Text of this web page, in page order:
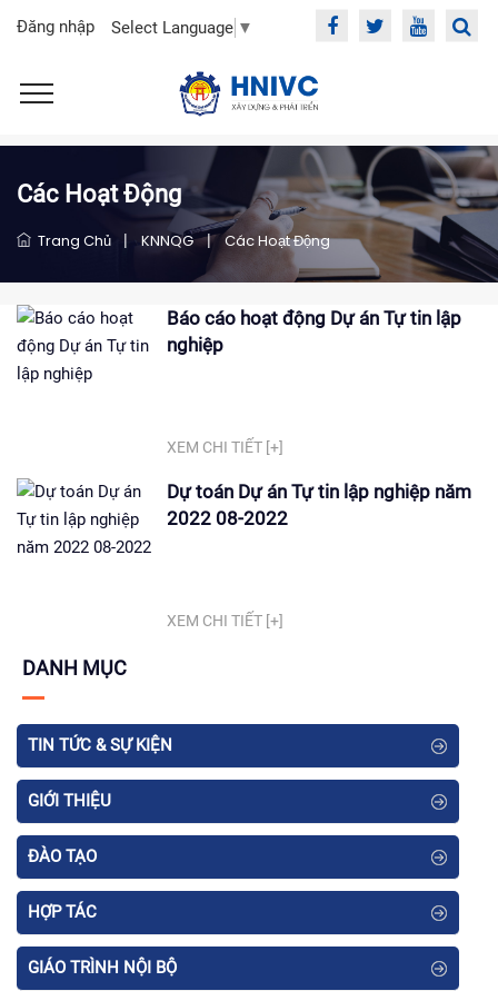
Đăng nhập Select Language ▼
Các Hoạt Động
Trang Chủ | KNNQG | Các Hoạt Động
Báo cáo hoạt động Dự án Tự tin lập
nghiệp
XEM CHI TIẾT [+]
Dự toán Dự án Tự tin lập nghiệp năm
2022 08-2022
XEM CHI TIẾT [+]
DANH MỤC
TIN TỨC & SỰ KIỆN
GIỚI THIỆU
ĐÀO TẠO
HỢP TÁC
GIÁO TRÌNH NỘI BỘ